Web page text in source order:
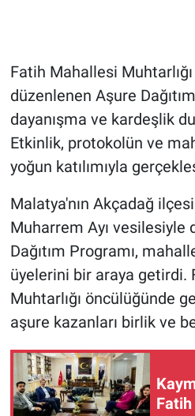
Fatih Mahallesi
düzenlenen Aşure
dayanışma ve kardeşlik
Etkinlik, protokolün ve
yoğun katılımıyla
Malatya'nın Akçadağ
Muharrem Ayı vesilesiyle
Dağıtım Programı,
üyelerini bir araya getirdi.
Muhtarlığı öncülüğünde
aşure kazanları birlik ve